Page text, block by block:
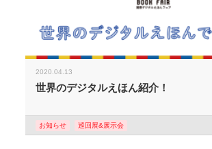
2020.04.13
世界のデジタルえほん紹介！
お知らせ 巡回展&展示会